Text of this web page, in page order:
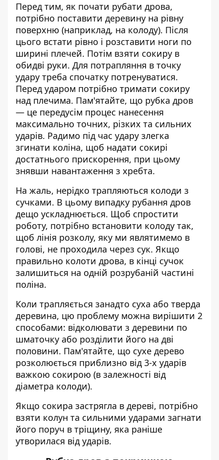
Перед тим, як почати рубати дрова,
потрібно поставити деревину на рівну
поверхню (наприклад, на колоду). Після
цього встати рівно і розставити ноги по
ширині плечей. Потім взяти сокиру в
обидві руки. Для потрапляння в точку
удару треба спочатку потренуватися.
Перед ударом потрібно тримати сокиру
над плечима. Пам'ятайте, що рубка дров
— це передусім процес нанесення
максимально точних, різких та сильних
ударів. Радимо під час удару злегка
згинати коліна, щоб надати сокирі
достатнього прискорення, при цьому
знявши навантаження з хребта.
​На жаль, нерідко трапляються колоди з
сучками. В цьому випадку рубання дров
дещо ускладнюється. Щоб спростити
роботу, потрібно встановити колоду так,
щоб лінія розколу, яку ми являтимемо в
голові, не проходила через сук. Якщо
правильно колоти дрова, в кінці сучок
залишиться на одній розрубаній частині
поліна.
Коли трапляється занадто суха або тверда
деревина, цю проблему можна вирішити 2
способами: відколювати з деревини по
шматочку або розділити його на дві
половини. Пам'ятайте, що сухе дерево
розколюється приблизно від 3-х ударів
важкою сокирою (в залежності від
діаметра колоди).
Якщо сокира застрягла в дереві, потрібно
взяти колун та сильними ударами загнати
його поруч в тріщину, яка раніше
утворилася від ударів.